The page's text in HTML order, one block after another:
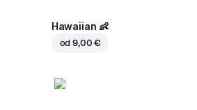
Hawaiian 👶
od9,00 €